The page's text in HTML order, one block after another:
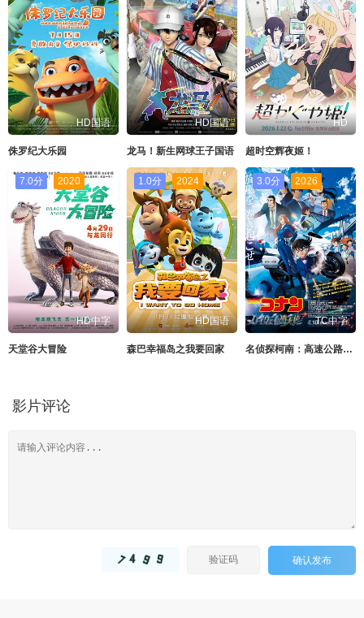
HD国语
侏罗纪大乐园
HD国语
龙马！新生网球王子国语
HD
超时空辉夜姬！
7.0分 2020
HD中字
天堂谷大冒险
1.0分 2024
HD国语
森巴幸福岛之我要回家
3.0分 2026
TC中字
名侦探柯南：高速公路的堕天使
影片评论
确认发布